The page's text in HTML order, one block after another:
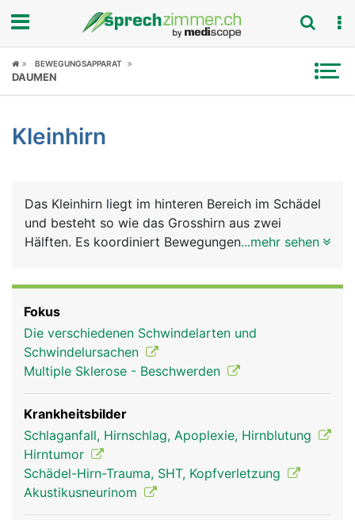
Fokus
Symptome
News
Rubriken
BEWEGUNGSAPPARAT
DAUMEN
Kleinhirn
Das Kleinhirn liegt im hinteren Bereich im Schädel
und besteht so wie das Grosshirn aus zwei
Hälften. Es koordiniert Bewegungen und sorgt
Kleinhirn Frau Kleinhirn Mann
...mehr sehen
Fokus
Die verschiedenen Schwindelarten und
Schwindelursachen
Multiple Sklerose - Beschwerden
Krankheitsbilder
Schlaganfall, Hirnschlag, Apoplexie, Hirnblutung
Hirntumor
Schädel-Hirn-Trauma, SHT, Kopfverletzung
Akustikusneurinom